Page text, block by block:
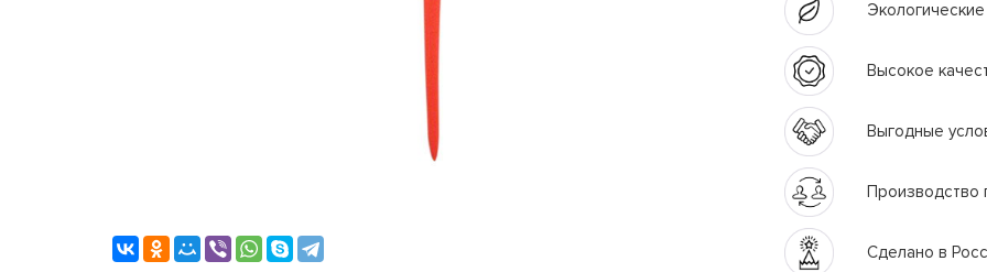
Высокое
Выгодные
Производство
Сделано в